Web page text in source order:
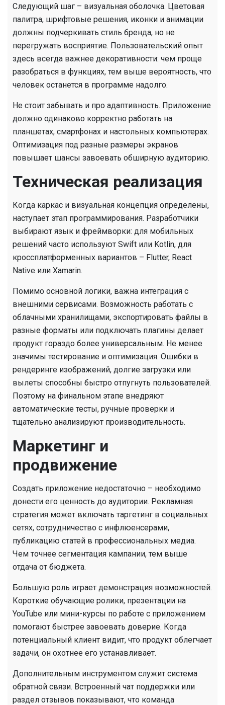
Следующий шаг – визуальная оболочка. Цветовая
палитра, шрифтовые решения, иконки и анимации
должны подчеркивать стиль бренда, но не
перегружать восприятие. Пользовательский опыт
здесь всегда важнее декоративности: чем проще
разобраться в функциях, тем выше вероятность, что
человек останется в программе надолго.
Не стоит забывать и про адаптивность. Приложение
должно одинаково корректно работать на
планшетах, смартфонах и настольных компьютерах.
Оптимизация под разные размеры экранов
повышает шансы завоевать обширную аудиторию.
Техническая реализация
Когда каркас и визуальная концепция определены,
наступает этап программирования. Разработчики
выбирают язык и фреймворки: для мобильных
решений часто используют Swift или Kotlin, для
кроссплатформенных вариантов – Flutter, React
Native или Xamarin.
Помимо основной логики, важна интеграция с
внешними сервисами. Возможность работать с
облачными хранилищами, экспортировать файлы в
разные форматы или подключать плагины делает
продукт гораздо более универсальным. Не менее
значимы тестирование и оптимизация. Ошибки в
рендеринге изображений, долгие загрузки или
вылеты способны быстро отпугнуть пользователей.
Поэтому на финальном этапе внедряют
автоматические тесты, ручные проверки и
тщательно анализируют производительность.
Маркетинг и
продвижение
Создать приложение недостаточно – необходимо
донести его ценность до аудитории. Рекламная
стратегия может включать таргетинг в социальных
сетях, сотрудничество с инфлюенсерами,
публикацию статей в профессиональных медиа.
Чем точнее сегментация кампании, тем выше
отдача от бюджета.
Большую роль играет демонстрация возможностей.
Короткие обучающие ролики, презентации на
YouTube или мини-курсы по работе с приложением
помогают быстрее завоевать доверие. Когда
потенциальный клиент видит, что продукт облегчает
задачи, он охотнее его устанавливает.
Дополнительным инструментом служит система
обратной связи. Встроенный чат поддержки или
раздел отзывов показывают, что команда